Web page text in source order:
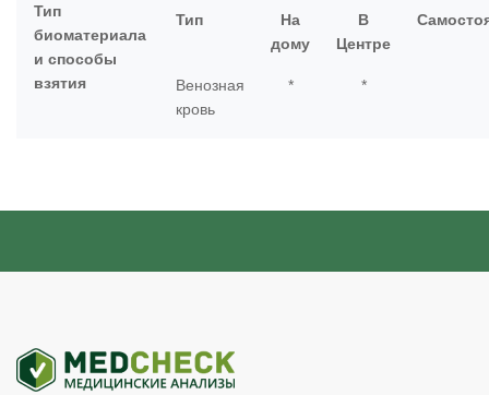
Тип
биоматериала
и способы
взятия
Тип
На
дому
В
Центре
Венозная
кровь
* *